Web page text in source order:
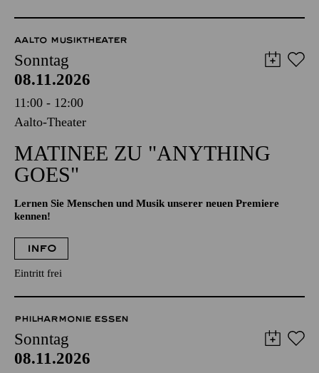
25,00€
Abo 10: Philharmonie Debüt
AALTO MUSIKTHEATER
Sonntag
08.11.2026
11:00 - 12:00
Aalto-Theater
MATINEE ZU "ANYTHING
GOES"
Lernen Sie Menschen und Musik unserer neuen Premiere
kennen!
Eintritt frei
PHILHARMONIE ESSEN